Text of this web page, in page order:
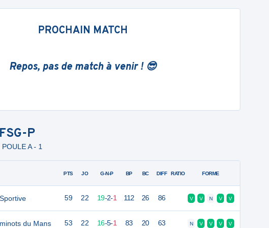
PROCHAIN MATCH
Repos, pas de match à venir ! 😎
FSG-P
A - 1
du Mans
PTS JO G-N-P BP BC DIFF RATIO FORME
59 22 19-2-1 112 26 86 V V N V V
53 22 16-5-1 83 20 63 N V V V V